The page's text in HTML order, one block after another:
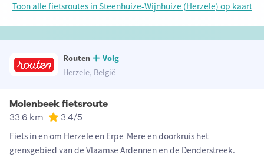
Toon alle fietsroutes in Steenhuize-Wijnhuize (Herzele) op kaart
Routen
Volg
Herzele, België
Molenbeek fietsroute
33.6 km 3.4/5
Fiets in en om Herzele en Erpe-Mere en doorkruis het
grensgebied van de Vlaamse Ardennen en de Denderstreek.